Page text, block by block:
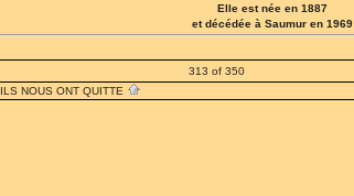
Elle est née en 1887
et décédée à Saumur en 1969
313 of 350
ILS NOUS ONT QUITTE